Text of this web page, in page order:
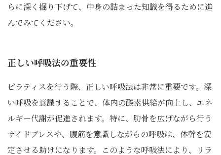
らに深く掘り下げて、中身の詰まった知識を得るために進
んでみてください。
正しい呼吸法の重要性
ピラティスを行う際、正しい呼吸法は非常に重要です。深
い呼吸を意識することで、体内の酸素供給が向上し、エネ
ルギー代謝が促進されます。特に、肋骨を広げながら行う
サイドブレスや、腹筋を意識しながらの呼吸は、体幹を安
定させる助けになります。このような呼吸法により、リラ